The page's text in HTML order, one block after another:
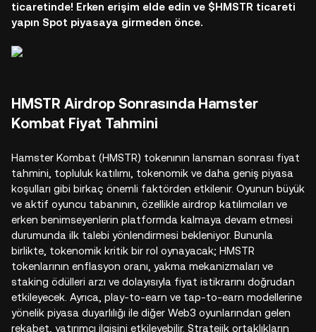
ticaretinde! Erken erişim elde edin ve $HMSTR ticareti
yapın Spot piyasaya girmeden önce.
HMSTR Airdrop Sonrasında Hamster
Kombat Fiyat Tahmini
Hamster Kombat (HMSTR) tokenının lansman sonrası fiyat
tahmini, topluluk katılımı, tokenomik ve daha geniş piyasa
koşulları gibi birkaç önemli faktörden etkilenir. Oyunun büyük
ve aktif oyuncu tabanının, özellikle airdrop katılımcıları ve
erken benimseyenlerin platformda kalmaya devam etmesi
durumunda ilk talebi yönlendirmesi bekleniyor. Bununla
birlikte, tokenomik kritik bir rol oynayacak; HMSTR
tokenlarının enflasyon oranı, yakma mekanizmaları ve
staking ödülleri arzı ve dolayısıyla fiyat istikrarını doğrudan
etkileyecek. Ayrıca, play-to-earn ve tap-to-earn modellerine
yönelik piyasa duyarlılığı ile diğer Web3 oyunlarından gelen
rekabet, yatırımcı ilgisini etkileyebilir. Stratejik ortaklıkların